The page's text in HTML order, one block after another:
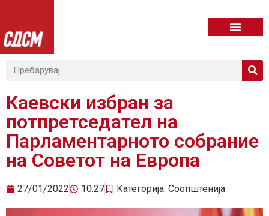
Каевски избран за
потпретседател на
Парламентарното собрание
на Советот на Европа
27/01/2022 10:27 Категорија: Соопштенија